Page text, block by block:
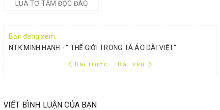
LỤA TƠ TẰM ĐỘC ĐÁO
Bạn đang xem:
NTK MINH HẠNH - '' THẾ GIỚI TRONG TÀ ÁO DÀI VIỆT''
Bài trước Bài sau
VIẾT BÌNH LUẬN CỦA BẠN